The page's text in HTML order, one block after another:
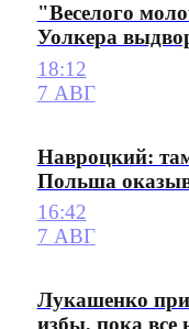
"Веселого
Уолкера
18:12
7 АВГ
Навроцкий:
Польша
16:42
7 АВГ
Лукашенко
избы, пока все